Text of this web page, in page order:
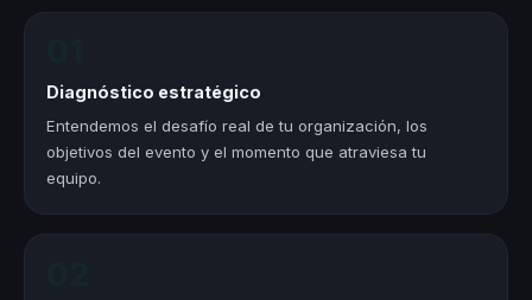
Diagnóstico estratégico
Entendemos el desafío real de tu organización, los
objetivos del evento y el momento que atraviesa tu
equipo.